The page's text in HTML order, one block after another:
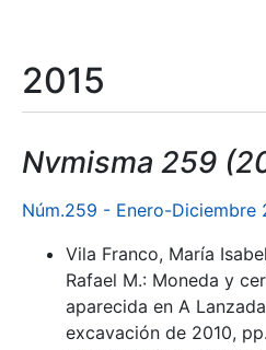
2015
Nvmisma 259
Núm.259 - Enero-Diciembre
Vila Franco, María
Rafael M.: Moneda y
aparecida en A
excavación de 2010,